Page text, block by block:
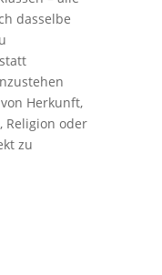
dasselbe
Herkunft,
Religion oder
zu